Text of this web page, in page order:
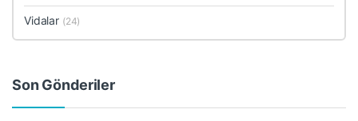
Vidalar (24)
Son Gönderiler